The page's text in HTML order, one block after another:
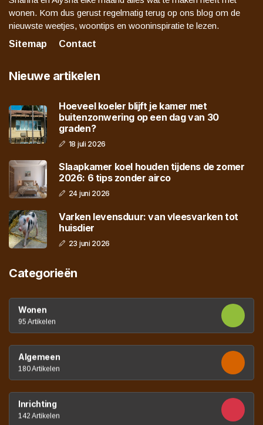
wonen. Kom dus gerust regelmatig terug op ons blog om de
nieuwste weetjes, woontips en wooninspiratie te lezen.
Sitemap
Contact
Nieuwe artikelen
Hoeveel koeler blijft je kamer met
buitenzonwering op een dag van 30
graden?
18 juli 2026
Slaapkamer koel houden tijdens de zomer
2026: 6 tips zonder airco
24 juni 2026
Varken levensduur: van vleesvarken tot
huisdier
23 juni 2026
Categorieën
Wonen
95 Artikelen
Algemeen
180 Artikelen
Inrichting
142 Artikelen